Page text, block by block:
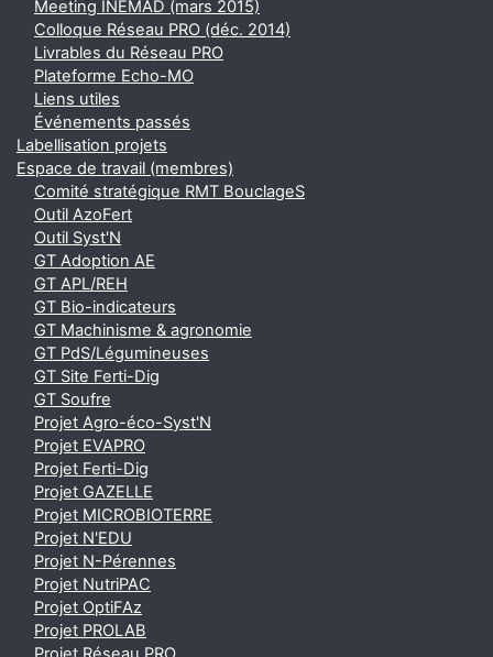
Meeting INEMAD (mars 2015)
Colloque Réseau PRO (déc. 2014)
Livrables du Réseau PRO
Plateforme Echo-MO
Liens utiles
Événements passés
Labellisation projets
Espace de travail (membres)
Comité stratégique RMT BouclageS
Outil AzoFert
Outil Syst'N
GT Adoption AE
GT APL/REH
GT Bio-indicateurs
GT Machinisme & agronomie
GT PdS/Légumineuses
GT Site Ferti-Dig
GT Soufre
Projet Agro-éco-Syst'N
Projet EVAPRO
Projet Ferti-Dig
Projet GAZELLE
Projet MICROBIOTERRE
Projet N'EDU
Projet N-Pérennes
Projet NutriPAC
Projet OptiFAz
Projet PROLAB